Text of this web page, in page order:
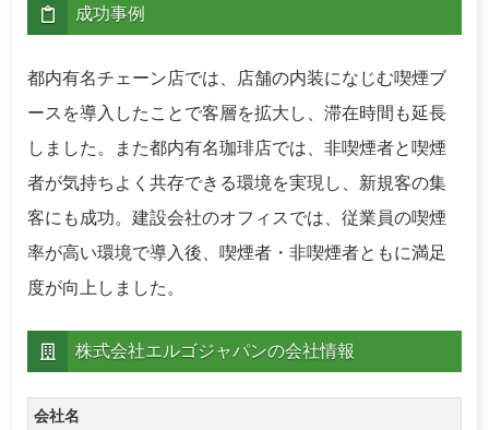
成功事例
都内有名チェーン店では、店舗の内装になじむ喫煙ブ
ースを導入したことで客層を拡大し、滞在時間も延長
しました。また都内有名珈琲店では、非喫煙者と喫煙
者が気持ちよく共存できる環境を実現し、新規客の集
客にも成功。建設会社のオフィスでは、従業員の喫煙
率が高い環境で導入後、喫煙者・非喫煙者ともに満足
度が向上しました。
株式会社エルゴジャパンの会社情報
会社名